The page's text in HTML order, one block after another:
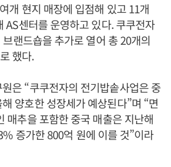
개 현지 매장에 입점해 있고 11개
AS센터를 운영하고 있다. 쿠쿠전자
랜드숍을 추가로 열어 총 20개의
했다.
은 “쿠쿠전자의 전기밥솥사업은 중
양호한 성장세가 예상된다”며 “면
매추을 포함한 중국 매출은 지난해
증가한 800억 원에 이를 것”이라